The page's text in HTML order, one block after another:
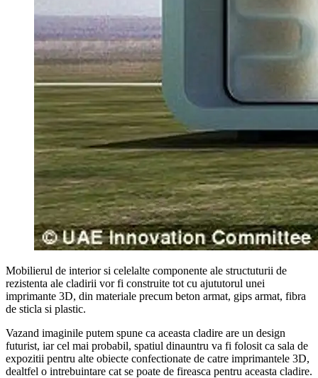
Mobilierul de interior si celelalte componente ale structuturii de
rezistenta ale cladirii vor fi construite tot cu ajututorul unei
imprimante 3D, din materiale precum beton armat, gips armat, fibra
de sticla si plastic.
Vazand imaginile putem spune ca aceasta cladire are un design
futurist, iar cel mai probabil, spatiul dinauntru va fi folosit ca sala de
expozitii pentru alte obiecte confectionate de catre imprimantele 3D,
dealtfel o intrebuintare cat se poate de fireasca pentru aceasta cladire.